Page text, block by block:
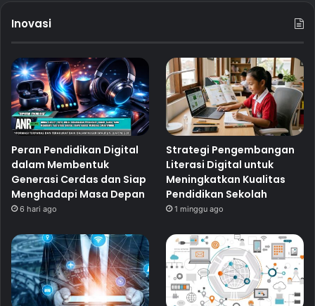
Inovasi
Peran Pendidikan Digital
dalam Membentuk
Generasi Cerdas dan Siap
Menghadapi Masa Depan
6 hari ago
Strategi Pengembangan
Literasi Digital untuk
Meningkatkan Kualitas
Pendidikan Sekolah
1 minggu ago